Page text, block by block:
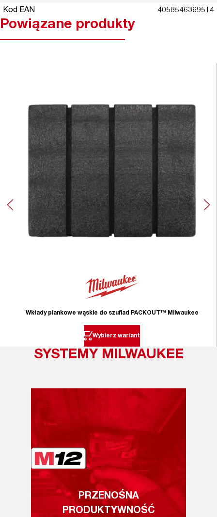
Kod EAN
4058546369514
Powiązane produkty
Wkłady piankowe wąskie do szuflad PACKOUT™ Milwaukee
Wybierz wariant
SYSTEMY MILWAUKEE
PRZENOŚNA
PRODUKTYWNOŚĆ